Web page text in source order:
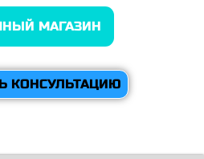
МАГАЗИН
КОНСУЛЬТАЦИЮ